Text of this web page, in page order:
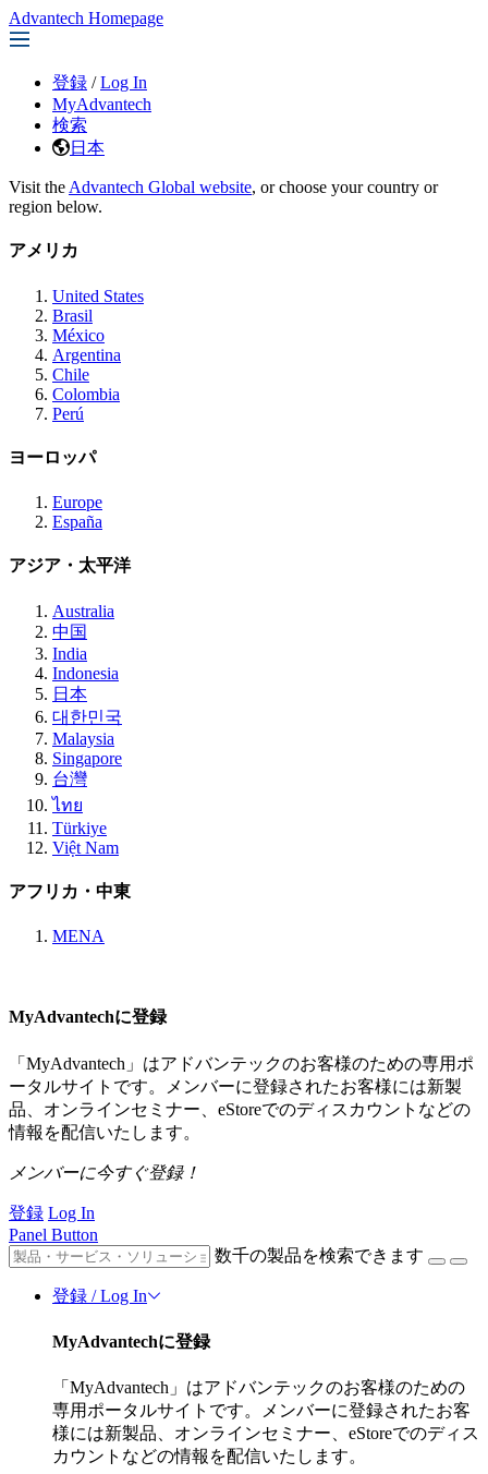
Advantech Homepage
登録 / Log In
MyAdvantech
検索
日本
Visit the Advantech Global website, or choose your country or
region below.
アメリカ
United States
Brasil
México
Argentina
Chile
Colombia
Perú
ヨーロッパ
Europe
España
アジア・太平洋
Australia
中国
India
Indonesia
日本
대한민국
Malaysia
Singapore
台灣
ไทย
Türkiye
Việt Nam
アフリカ・中東
MENA
MyAdvantechに登録
「MyAdvantech」はアドバンテックのお客様のための専用ポ
ータルサイトです。メンバーに登録されたお客様には新製
品、オンラインセミナー、eStoreでのディスカウントなどの
情報を配信いたします。
メンバーに今すぐ登録！
登録 Log In
Panel Button
数千の製品を検索できます
登録 / Log In
MyAdvantechに登録
「MyAdvantech」はアドバンテックのお客様のための
専用ポータルサイトです。メンバーに登録されたお客
様には新製品、オンラインセミナー、eStoreでのディス
カウントなどの情報を配信いたします。